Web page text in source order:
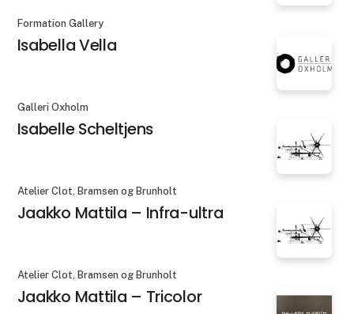
Formation Gallery
Isabella Vella
Galleri Oxholm
Isabelle Scheltjens
Atelier Clot, Bramsen og Brunholt
Jaakko Mattila – Infra-ultra
Atelier Clot, Bramsen og Brunholt
Jaakko Mattila – Tricolor